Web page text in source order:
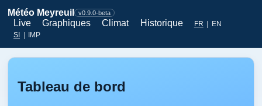
Météo Meyreuil v0.9.0-beta
Live Graphiques Climat Historique FR | EN
SI
IMP
Tableau de bord